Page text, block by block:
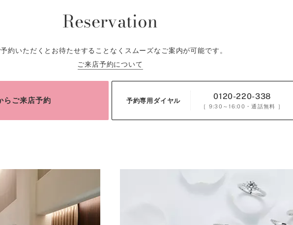
Reservation
約いただくとお待たせすることなくスムーズなご案内が可能です。
ご来店予約について
らご来店予約 予約専用ダイヤル 0120-220-338
［ 9:30～16:00 ・通話無料 ］